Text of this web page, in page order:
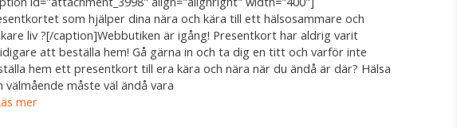
som hjälper dina nära och kära till ett hälsosammare och
liv ?[/caption]Webbutiken är igång! Presentkort har aldrig varit
att beställa hem! Gå gärna in och ta dig en titt och varför inte
hem ett presentkort till era kära och nära när du ändå är där? Hälsa
välmående måste väl ändå vara
mer